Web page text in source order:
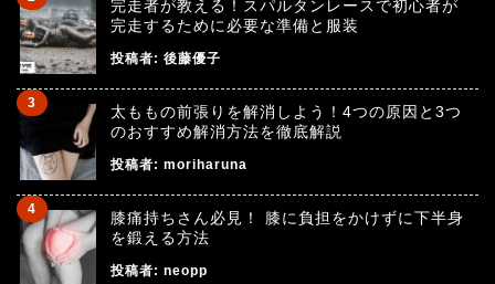
完走者が教える！スパルタンレースで初心者が
完走するために必要な準備と服装
投稿者: 後藤優子
太ももの前張りを解消しよう！4つの原因と3つ
のおすすめ解消方法を徹底解説
投稿者: moriharuna
膝痛持ちさん必見！ 膝に負担をかけずに下半身
を鍛える方法
投稿者: neopp